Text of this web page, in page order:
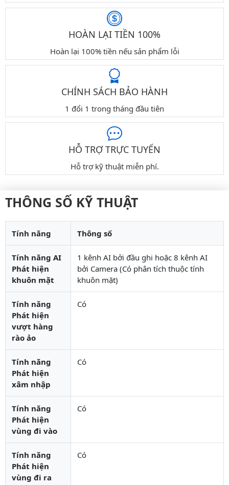
HOÀN LẠI TIỀN 100%
Hoàn lại 100% tiền nếu sản phẩm lỗi
CHÍNH SÁCH BẢO HÀNH
1 đổi 1 trong tháng đầu tiên
HỖ TRỢ TRỰC TUYẾN
Hỗ trợ kỹ thuật miễn phí.
THÔNG SỐ KỸ THUẬT
Tính năng Thông số
Tính năng AI
Phát hiện
khuôn mặt
1 kênh AI bởi đầu ghi hoặc 8 kênh AI
bởi Camera (Có phân tích thuộc tính
khuôn mặt)
Tính năng
Phát hiện
vượt hàng
rào ảo
Có
Tính năng
Phát hiện
xâm nhập
Có
Tính năng
Phát hiện
vùng đi vào
Có
Tính năng
Phát hiện
vùng đi ra
Có